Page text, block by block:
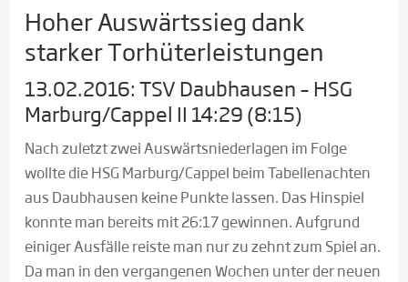
Hoher Auswärtssieg dank
starker Torhüterleistungen
13.02.2016: TSV Daubhausen – HSG
Marburg/Cappel II 14:29 (8:15)
Nach zuletzt zwei Auswärtsniederlagen im Folge
wollte die HSG Marburg/Cappel beim Tabellenachten
aus Daubhausen keine Punkte lassen. Das Hinspiel
konnte man bereits mit 26:17 gewinnen. Aufgrund
einiger Ausfälle reiste man nur zu zehnt zum Spiel an.
Da man in den vergangenen Wochen unter der neuen